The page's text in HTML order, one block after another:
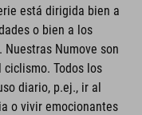
está dirigida bien a
o bien a los
Numove son
Todos los
diario, p.ej., ir al
o vivir emocionantes